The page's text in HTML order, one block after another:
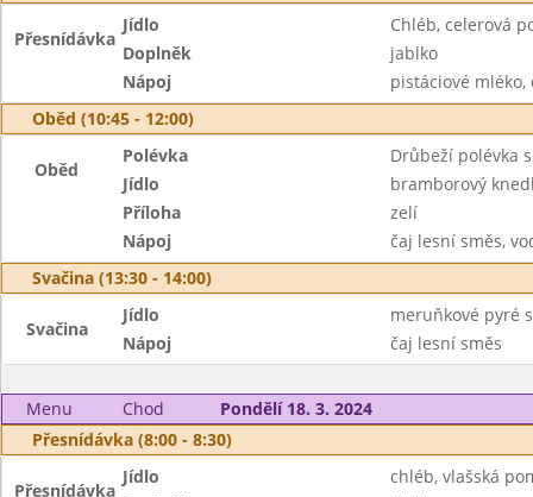
Přesnídávka
Jídlo
Chléb, celerová
Doplněk
jablko
Nápoj
pistáciové mléko,
Oběd (10:45 - 12:00)
Oběd
Polévka
Drůbeží polévka
Jídlo
bramborový
Příloha
zelí
Nápoj
čaj lesní směs,
Svačina (13:30 - 14:00)
Svačina
Jídlo
meruňkové pyré
Nápoj
čaj lesní směs
Menu Chod
Pondělí 18. 3. 2024
Přesnídávka (8:00 - 8:30)
Přesnídávka
Jídlo
chléb, vlašská